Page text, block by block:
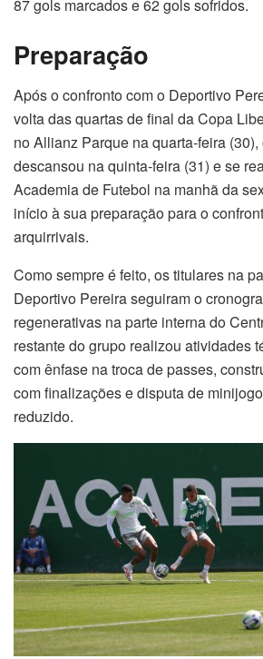
87 gols marcados e 62 gols sofridos.
Preparação
Após o confronto com o Deportivo
volta das quartas de final da Copa
no Allianz Parque na quarta-feira (30),
descansou na quinta-feira (31) e se
Academia de Futebol na manhã da
início à sua preparação para o
arquirrivais.
Como sempre é feito, os titulares na
Deportivo Pereira seguiram o
regenerativas na parte interna do
restante do grupo realizou atividades
com ênfase na troca de passes,
com finalizações e disputa de
reduzido.